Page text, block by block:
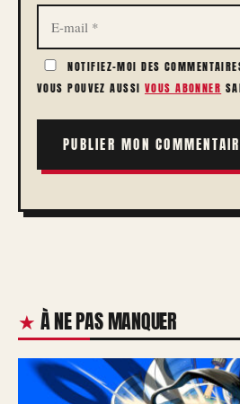
E-
MAIL
NOTIFIEZ-MOI DES
VOUS POUVEZ AUSSI VOUS ABONNER
À NE PAS MANQUER